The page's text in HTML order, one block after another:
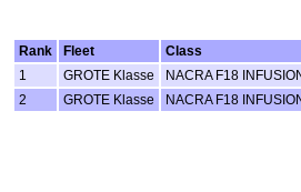
Rank
Fleet Class
1
GROTE Klasse NACRA F18
2
GROTE Klasse NACRA F18